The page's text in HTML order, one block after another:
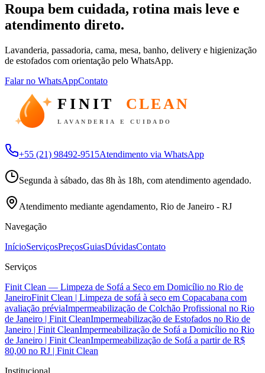
Roupa bem cuidada, rotina mais leve e
atendimento direto.
Lavanderia, passadoria, cama, mesa, banho, delivery e higienização
de estofados com orientação pelo WhatsApp.
Falar no WhatsAppContato
FINIT CLEAN
LAVANDERIA E CUIDADO
+55 (21) 98492-9515Atendimento via WhatsApp
Segunda à sábado, das 8h às 18h, com atendimento agendado.
Atendimento mediante agendamento, Rio de Janeiro - RJ
Navegação
InícioServiçosPreçosGuiasDúvidasContato
Serviços
Finit Clean — Limpeza de Sofá a Seco em Domicílio no Rio de
JaneiroFinit Clean | Limpeza de sofá à seco em Copacabana com
avaliação préviaImpermeabilização de Colchão Profissional no Rio
de Janeiro | Finit CleanImpermeabilização de Estofados no Rio de
Janeiro | Finit CleanImpermeabilização de Sofá a Domicílio no Rio
de Janeiro | Finit CleanImpermeabilização de Sofá a partir de R$
80,00 no RJ | Finit Clean